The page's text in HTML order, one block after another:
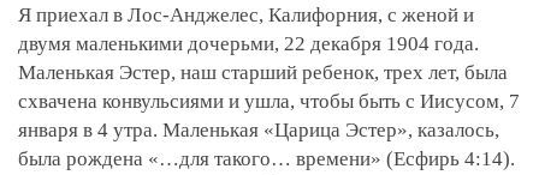
Я приехал в Лос-Анджелес, Калифорния, с женой и
двумя маленькими дочерьми, 22 декабря 1904 года.
Маленькая Эстер, наш старший ребенок, трех лет, была
схвачена конвульсиями и ушла, чтобы быть с Иисусом, 7
января в 4 утра. Маленькая «Царица Эстер», казалось,
была рождена «…для такого… времени» (Есфирь 4:14).